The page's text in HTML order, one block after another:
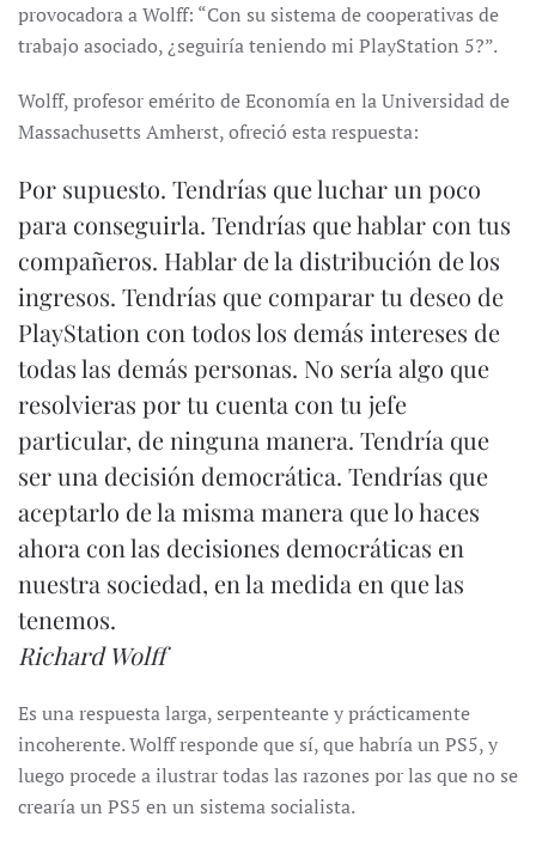
provocadora a Wolff: “Con su sistema de cooperativas de
trabajo asociado, ¿seguiría teniendo mi PlayStation 5?”.
Wolff, profesor emérito de Economía en la Universidad de
Massachusetts Amherst, ofreció esta respuesta:
Por supuesto. Tendrías que luchar un poco
para conseguirla. Tendrías que hablar con tus
compañeros. Hablar de la distribución de los
ingresos. Tendrías que comparar tu deseo de
PlayStation con todos los demás intereses de
todas las demás personas. No sería algo que
resolvieras por tu cuenta con tu jefe
particular, de ninguna manera. Tendría que
ser una decisión democrática. Tendrías que
aceptarlo de la misma manera que lo haces
ahora con las decisiones democráticas en
nuestra sociedad, en la medida en que las
tenemos.
Richard Wolff
Es una respuesta larga, serpenteante y prácticamente
incoherente. Wolff responde que sí, que habría un PS5, y
luego procede a ilustrar todas las razones por las que no se
crearía un PS5 en un sistema socialista.